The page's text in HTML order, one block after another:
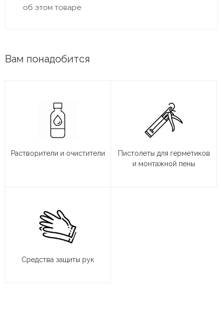
об этом товаре
Вам понадобится
Растворители и очистители
Пистолеты для герметиков
и монтажной пены
Средства защиты рук